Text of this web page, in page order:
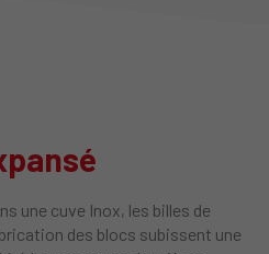
une cuve Inox, les billes de
des blocs subissent une